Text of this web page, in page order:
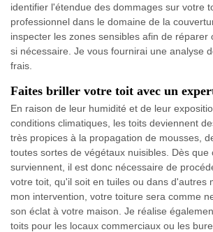
identifier l'étendue des dommages sur votre
professionnel dans le domaine de la
inspecter les zones sensibles afin de réparer
si nécessaire. Je vous fournirai une analyse
frais.
Faites briller votre toit avec un
En raison de leur humidité et de leur
conditions climatiques, les toits deviennent
très propices à la propagation de mousses,
toutes sortes de végétaux nuisibles. Dès que
surviennent, il est donc nécessaire de
votre toit, qu'il soit en tuiles ou dans d'autres
mon intervention, votre toiture sera comme
son éclat à votre maison. Je réalise
toits pour les locaux commerciaux ou les